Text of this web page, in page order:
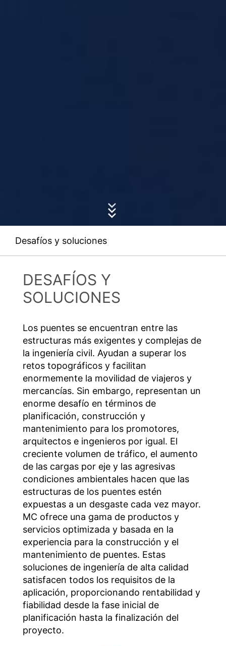
Desafíos y soluciones
DESAFÍOS Y
SOLUCIONES
Los puentes se encuentran entre las
estructuras más exigentes y complejas de
la ingeniería civil. Ayudan a superar los
retos topográficos y facilitan
enormemente la movilidad de viajeros y
mercancías. Sin embargo, representan un
enorme desafío en términos de
planificación, construcción y
mantenimiento para los promotores,
arquitectos e ingenieros por igual. El
creciente volumen de tráfico, el aumento
de las cargas por eje y las agresivas
condiciones ambientales hacen que las
estructuras de los puentes estén
expuestas a un desgaste cada vez mayor.
MC ofrece una gama de productos y
servicios optimizada y basada en la
experiencia para la construcción y el
mantenimiento de puentes. Estas
soluciones de ingeniería de alta calidad
satisfacen todos los requisitos de la
aplicación, proporcionando rentabilidad y
fiabilidad desde la fase inicial de
planificación hasta la finalización del
proyecto.